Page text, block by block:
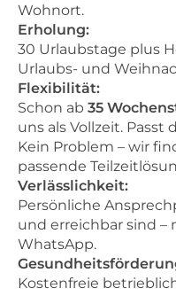
Wohnort.
Erholung:
30 Urlaubstage plus
Urlaubs- und
Flexibilität:
Schon ab 35
uns als Vollzeit. Passt
Kein Problem – wir
passende
Verlässlichkeit:
Persönliche
und erreichbar sind –
WhatsApp.
Kostenfreie